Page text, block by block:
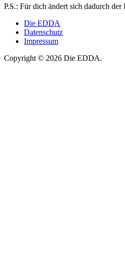
P.S.: Für dich ändert sich dadurch der
Die EDDA
Datenschutz
Impressum
Copyright © 2026 Die EDDA.